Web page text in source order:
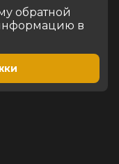
обратной
в